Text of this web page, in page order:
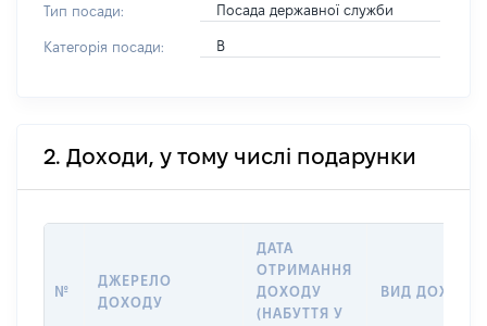
Тип посади: Посада державної служби
Категорія посади: В
2. Доходи, у тому числі подарунки
№
ДЖЕРЕЛО
ДОХОДУ
ДАТА
ОТРИМАННЯ
ДОХОДУ
(НАБУТТЯ У
ВИД ДОХОДУ